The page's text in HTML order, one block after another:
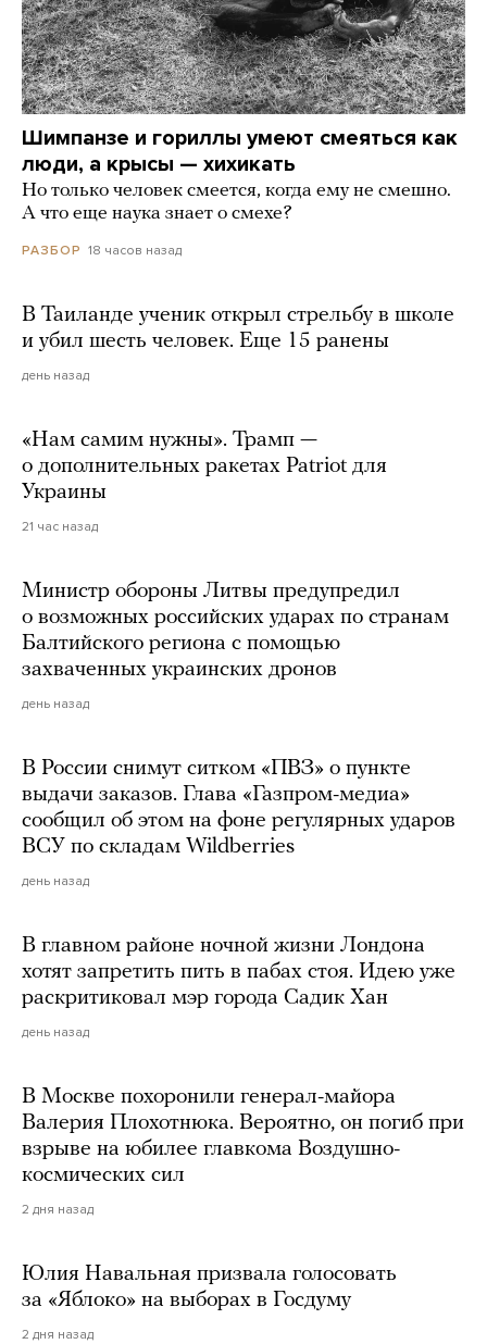
Шимпанзе и гориллы умеют смеяться как
люди, а крысы — хихикать
Но только человек смеется, когда ему не смешно.
А что еще наука знает о смехе?
РАЗБОР 18 часов назад
В Таиланде ученик открыл стрельбу в школе
и убил шесть человек. Еще 15 ранены
день назад
«Нам самим нужны». Трамп —
о дополнительных ракетах Patriot для
Украины
21 час назад
Министр обороны Литвы предупредил
о возможных российских ударах по странам
Балтийского региона с помощью
захваченных украинских дронов
день назад
В России снимут ситком «ПВЗ» о пункте
выдачи заказов. Глава «Газпром-медиа»
сообщил об этом на фоне регулярных ударов
ВСУ по складам Wildberries
день назад
В главном районе ночной жизни Лондона
хотят запретить пить в пабах стоя. Идею уже
раскритиковал мэр города Садик Хан
день назад
В Москве похоронили генерал-майора
Валерия Плохотнюка. Вероятно, он погиб при
взрыве на юбилее главкома Воздушно-
космических сил
2 дня назад
Юлия Навальная призвала голосовать
за «Яблоко» на выборах в Госдуму
2 дня назад